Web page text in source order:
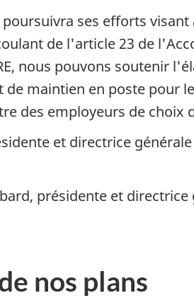
poursuivra ses efforts
de l'article 23 de
nous pouvons soutenir
maintien en poste pour
des employeurs de choix
et directrice
présidente et
nos plans